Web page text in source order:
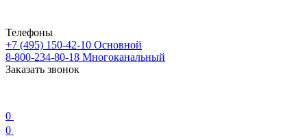
Телефоны
+7 (495) 150-42-10 Основной
8-800-234-80-18 Многоканальный
Заказать звонок
0
0